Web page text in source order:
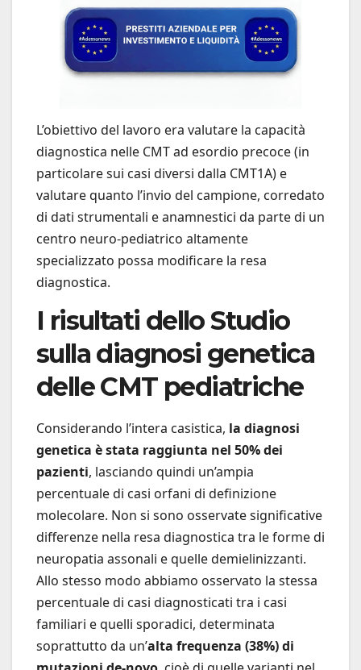
L’obiettivo del lavoro era valutare la capacità
diagnostica nelle CMT ad esordio precoce (in
particolare sui casi diversi dalla CMT1A) e
valutare quanto l’invio del campione, corredato
di dati strumentali e anamnestici da parte di un
centro neuro-pediatrico altamente
specializzato possa modificare la resa
diagnostica.
I risultati dello Studio
sulla diagnosi genetica
delle CMT pediatriche
Considerando l’intera casistica, la diagnosi
genetica è stata raggiunta nel 50% dei
pazienti, lasciando quindi un’ampia
percentuale di casi orfani di definizione
molecolare. Non si sono osservate significative
differenze nella resa diagnostica tra le forme di
neuropatia assonali e quelle demielinizzanti.
Allo stesso modo abbiamo osservato la stessa
percentuale di casi diagnosticati tra i casi
familiari e quelli sporadici, determinata
soprattutto da un’alta frequenza (38%) di